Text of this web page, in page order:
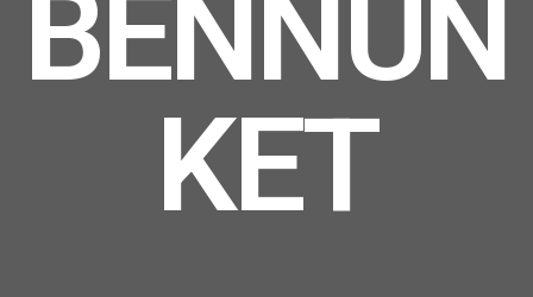
BENNÜN
KET